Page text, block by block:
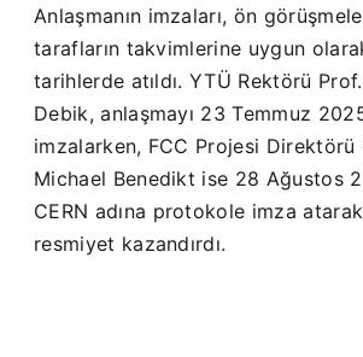
Anlaşmanın imzaları, ön
tarafların takvimlerine uygun
tarihlerde atıldı. YTÜ Rektörü
Debik, anlaşmayı 23 Temmuz
imzalarken, FCC Projesi Direktörü
Michael Benedikt ise 28 Ağustos
CERN adına protokole imza
resmiyet kazandırdı.